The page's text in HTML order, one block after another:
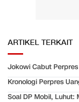
ARTIKEL TERKAIT
Jokowi Cabut
Kronologi Perpres
Soal DP Mobil, Luhut: